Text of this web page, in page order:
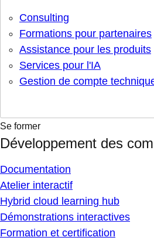
Consulting
Formations pour partenaires
Assistance pour les produits
Services pour l'IA
Gestion de compte
Se former
Développement des
Documentation
Atelier interactif
Hybrid cloud learning hub
Démonstrations interactives
Formation et certification